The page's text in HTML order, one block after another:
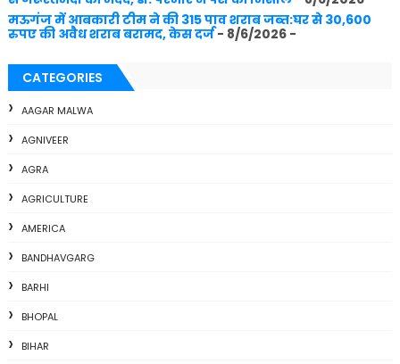
मऊगंज में आबकारी टीम ने की 315 पाव शराब जब्त:घर से 30,600
रुपए की अवैध शराब बरामद, केस दर्ज- 8/6/2026-
CATEGORIES
AAGAR MALWA
AGNIVEER
AGRA
AGRICULTURE
AMERICA
BANDHAVGARG
BARHI
BHOPAL
BIHAR